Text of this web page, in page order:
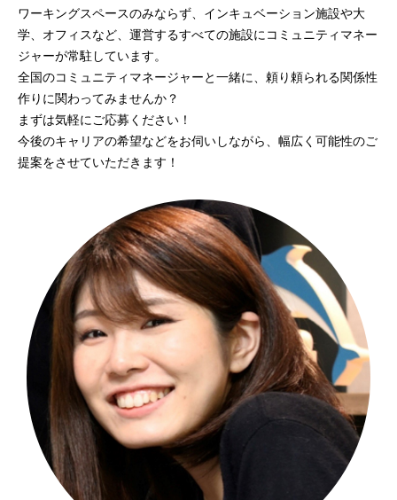
ワーキングスペースのみならず、インキュベーション施設や大
学、オフィスなど、運営するすべての施設にコミュニティマネー
ジャーが常駐しています。
全国のコミュニティマネージャーと一緒に、頼り頼られる関係性
作りに関わってみませんか？
まずは気軽にご応募ください！
今後のキャリアの希望などをお伺いしながら、幅広く可能性のご
提案をさせていただきます！